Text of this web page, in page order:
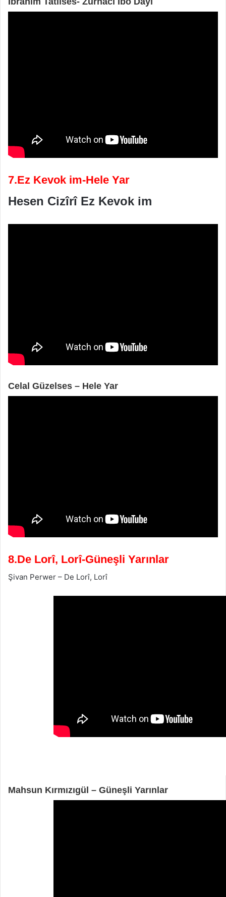
7.Ez Kevok im-Hele Yar
Hesen Cizîrî Ez Kevok im
Celal Güzelses – Hele Yar
8.De Lorî, Lorî-Güneşli Yarınlar
Şivan Perwer – De Lorî, Lorî
Mahsun Kırmızıgül – Güneşli Yarınlar